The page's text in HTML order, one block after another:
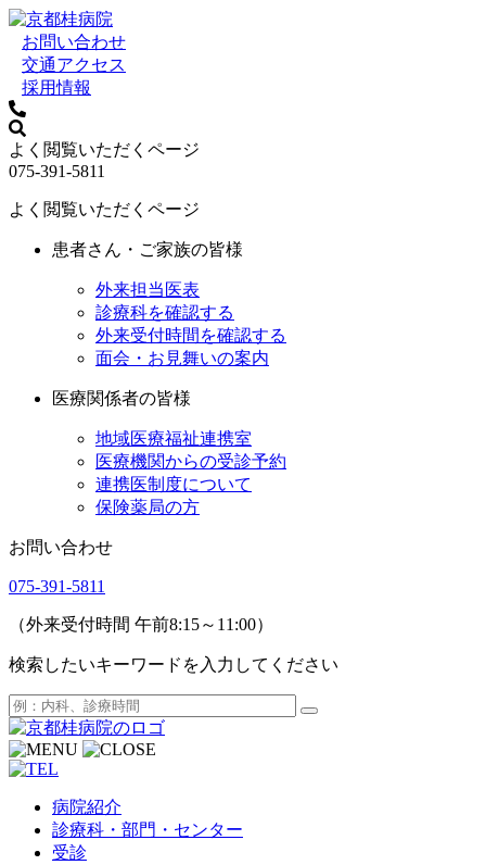
お問い合わせ
交通アクセス
採用情報
よく閲覧いただくページ
075-391-5811
よく閲覧いただくページ
患者さん・ご家族の皆様
外来担当医表
診療科を確認する
外来受付時間を確認する
面会・お見舞いの案内
医療関係者の皆様
地域医療福祉連携室
医療機関からの受診予約
連携医制度について
保険薬局の方
お問い合わせ
075-391-5811
（外来受付時間 午前8:15～11:00）
検索したいキーワードを入力してください
病院紹介
診療科・部門・センター
受診